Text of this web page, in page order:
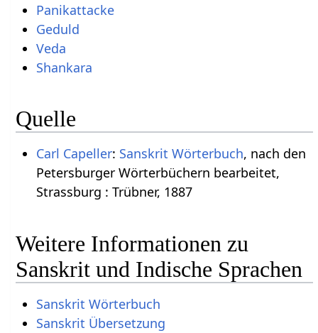
Panikattacke
Geduld
Veda
Shankara
Quelle
Carl Capeller: Sanskrit Wörterbuch, nach den
Petersburger Wörterbüchern bearbeitet,
Strassburg : Trübner, 1887
Weitere Informationen zu
Sanskrit und Indische Sprachen
Sanskrit Wörterbuch
Sanskrit Übersetzung